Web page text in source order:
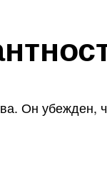
Он убежден,